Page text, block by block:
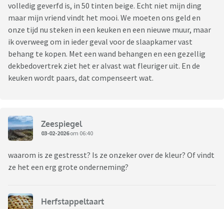
volledig geverfd is, in 50 tinten beige. Echt niet mijn ding
maar mijn vriend vindt het mooi. We moeten ons geld en
onze tijd nu steken in een keuken en een nieuwe muur, maar
ik overweeg om in ieder geval voor de slaapkamer vast
behang te kopen. Met een wand behangen en een gezellig
dekbedovertrek ziet het er alvast wat fleuriger uit. En de
keuken wordt paars, dat compenseert wat.
Zeespiegel
03-02-2026om 06:40
waarom is ze gestresst? Is ze onzeker over de kleur? Of vindt
ze het een erg grote onderneming?
Herfstappeltaart